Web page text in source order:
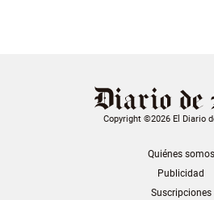
Copyright ©2026 El Diario
Quiénes somos
Publicidad
Suscripciones